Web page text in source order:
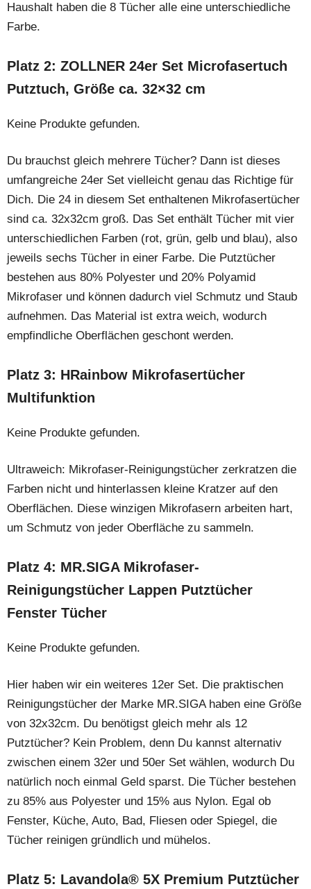
Haushalt haben die 8 Tücher alle eine unterschiedliche
Farbe.
Platz 2: ZOLLNER 24er Set Microfasertuch
Putztuch, Größe ca. 32×32 cm
Keine Produkte gefunden.
Du brauchst gleich mehrere Tücher? Dann ist dieses
umfangreiche 24er Set vielleicht genau das Richtige für
Dich. Die 24 in diesem Set enthaltenen Mikrofasertücher
sind ca. 32x32cm groß. Das Set enthält Tücher mit vier
unterschiedlichen Farben (rot, grün, gelb und blau), also
jeweils sechs Tücher in einer Farbe. Die Putztücher
bestehen aus 80% Polyester und 20% Polyamid
Mikrofaser und können dadurch viel Schmutz und Staub
aufnehmen. Das Material ist extra weich, wodurch
empfindliche Oberflächen geschont werden.
Platz 3: HRainbow Mikrofasertücher
Multifunktion
Keine Produkte gefunden.
Ultraweich: Mikrofaser-Reinigungstücher zerkratzen die
Farben nicht und hinterlassen kleine Kratzer auf den
Oberflächen. Diese winzigen Mikrofasern arbeiten hart,
um Schmutz von jeder Oberfläche zu sammeln.
Platz 4: MR.SIGA Mikrofaser-
Reinigungstücher Lappen Putztücher
Fenster Tücher
Keine Produkte gefunden.
Hier haben wir ein weiteres 12er Set. Die praktischen
Reinigungstücher der Marke MR.SIGA haben eine Größe
von 32x32cm. Du benötigst gleich mehr als 12
Putztücher? Kein Problem, denn Du kannst alternativ
zwischen einem 32er und 50er Set wählen, wodurch Du
natürlich noch einmal Geld sparst. Die Tücher bestehen
zu 85% aus Polyester und 15% aus Nylon. Egal ob
Fenster, Küche, Auto, Bad, Fliesen oder Spiegel, die
Tücher reinigen gründlich und mühelos.
Platz 5: Lavandola® 5X Premium Putztücher